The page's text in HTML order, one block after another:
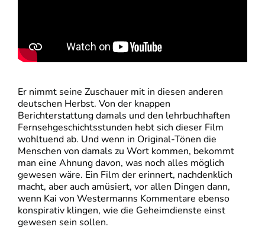
Er nimmt seine Zuschauer mit in diesen anderen
deutschen Herbst. Von der knappen
Berichterstattung damals und den lehrbuchhaften
Fernsehgeschichtsstunden hebt sich dieser Film
wohltuend ab. Und wenn in Original-Tönen die
Menschen von damals zu Wort kommen, bekommt
man eine Ahnung davon, was noch alles möglich
gewesen wäre. Ein Film der erinnert, nachdenklich
macht, aber auch amüsiert, vor allen Dingen dann,
wenn Kai von Westermanns Kommentare ebenso
konspirativ klingen, wie die Geheimdienste einst
gewesen sein sollen.